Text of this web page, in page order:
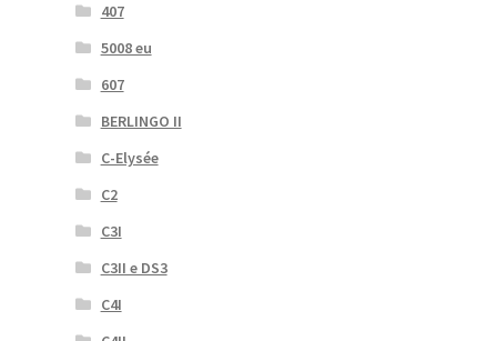
407
5008 eu
607
BERLINGO II
C-Elysée
C2
C3I
C3II e DS3
C4I